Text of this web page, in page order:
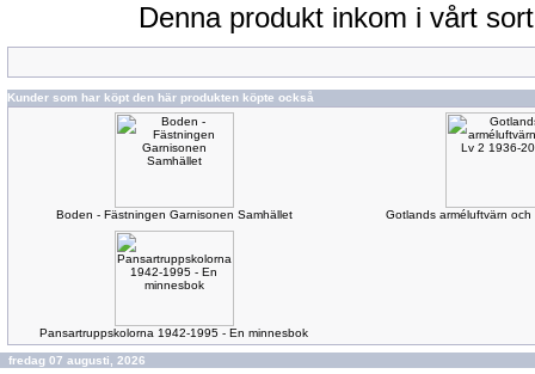
Denna produkt inkom i vårt
Kunder som har köpt den här produkten köpte också
Boden - Fästningen Garnisonen Samhället Gotlands arméluftvärn
Pansartruppskolorna 1942-1995 - En minnesbok
fredag 07 augusti, 2026